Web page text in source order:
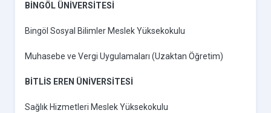
BİNGÖL ÜNİVERSİTESİ
Bingöl Sosyal Bilimler Meslek Yüksekokulu
Muhasebe ve Vergi Uygulamaları (Uzaktan Öğretim)
BİTLİS EREN ÜNİVERSİTESİ
Sağlık Hizmetleri Meslek Yüksekokulu